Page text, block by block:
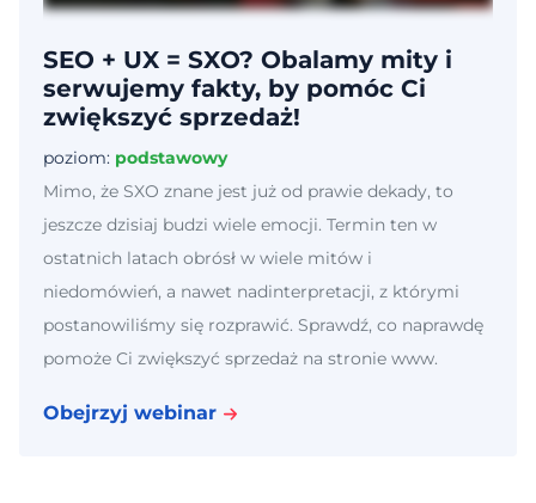
SEO + UX = SXO? Obalamy mity i
serwujemy fakty, by pomóc Ci
zwiększyć sprzedaż!
poziom: podstawowy
Mimo, że SXO znane jest już od prawie dekady, to
jeszcze dzisiaj budzi wiele emocji. Termin ten w
ostatnich latach obrósł w wiele mitów i
niedomówień, a nawet nadinterpretacji, z którymi
postanowiliśmy się rozprawić. Sprawdź, co naprawdę
pomoże Ci zwiększyć sprzedaż na stronie www.
Obejrzyj webinar